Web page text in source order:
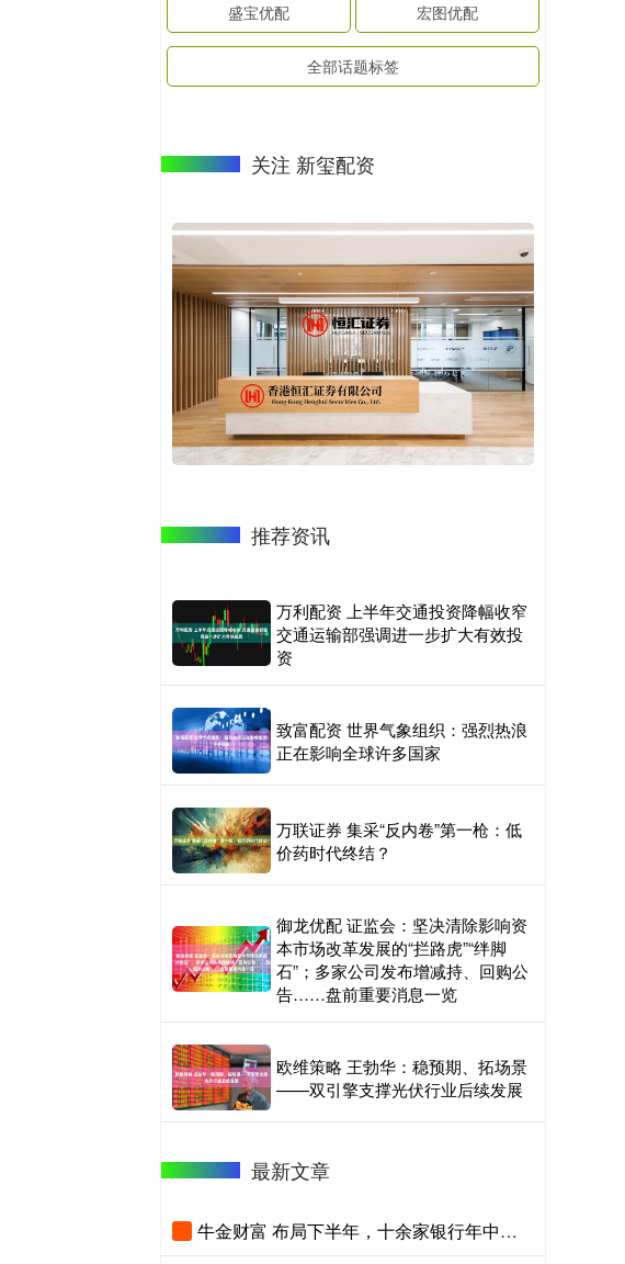
盛宝优配 宏图优配
全部话题标签
关注 新玺配资
推荐资讯
万利配资 上半年交通投资降幅收窄
交通运输部强调进一步扩大有效投
资
致富配资 世界气象组织：强烈热浪
正在影响全球许多国家
万联证券 集采“反内卷”第一枪：低
价药时代终结？
御龙优配 证监会：坚决清除影响资
本市场改革发展的“拦路虎”“绊脚
石”；多家公司发布增减持、回购公
告……盘前重要消息一览
欧维策略 王勃华：稳预期、拓场景
——双引擎支撑光伏行业后续发展
最新文章
牛金财富 布局下半年，十余家银行年中工作会都说了啥！农行定调抢抓结构性增长机遇，平安银行提出业绩重回增长